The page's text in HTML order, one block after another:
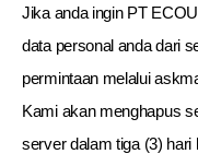
Jika anda ingin PT
data personal anda dari
permintaan melalui
Kami akan menghapus
server dalam tiga (3) hari